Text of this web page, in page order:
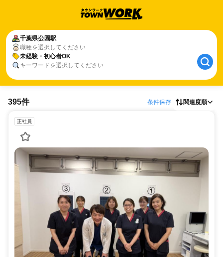
千葉県公園駅
職種を選択してください
未経験・初心者OK
キーワードを選択してください
395件 条件保存 関連度順
正社員